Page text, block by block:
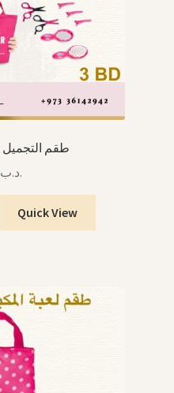
Make Up Set 2 طقم التجميل
.د.ب
Quick View